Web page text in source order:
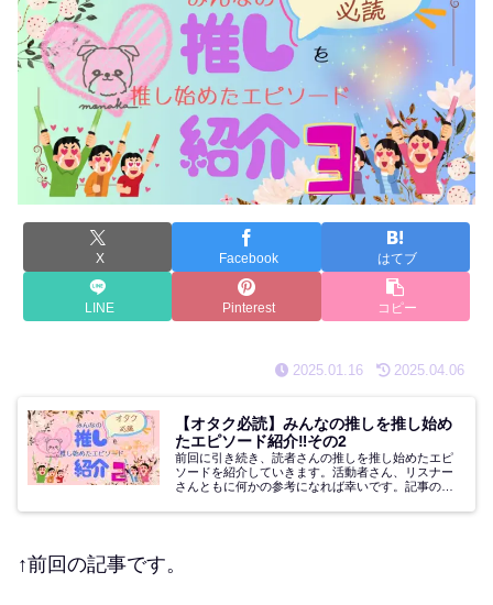
X Facebook はてブ
LINE Pinterest コピー
2025.01.16 2025.04.06
【オタク必読】みんなの推しを推し始め
たエピソード紹介‼その2
前回に引き続き、読者さんの推しを推し始めたエピ
ソードを紹介していきます。活動者さん、リスナー
さんともに何かの参考になれば幸いです。記事の後
様のチャンネルを紹介させて頂いてますので、ぜひ
↑前回の記事です。